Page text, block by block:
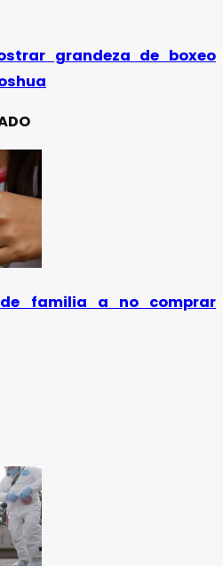
grandeza de boxeo
familia a no comprar